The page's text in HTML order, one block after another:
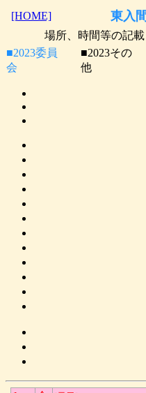
[HOME] 東入
場所、時間等の記
■2023委員
会
■2023その
他